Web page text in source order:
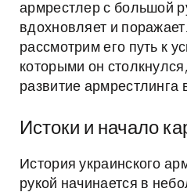
армрестлер с большой
вдохновляет и
рассмотрим его путь к
которыми он
развитие армрестлинга
Истоки и начало
История украинского
рукой начинается в